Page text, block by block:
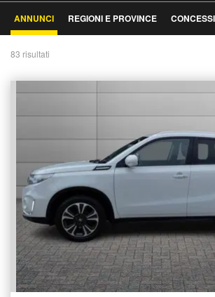
ANNUNCI REGIONI E PROVINCE
83 risultati